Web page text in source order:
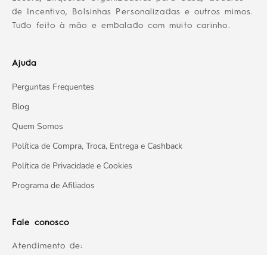
de Incentivo, Bolsinhas Personalizadas e outros mimos.
Tudo feito à mão e embalado com muito carinho.
Ajuda
Perguntas Frequentes
Blog
Quem Somos
Política de Compra, Troca, Entrega e Cashback
Política de Privacidade e Cookies
Programa de Afiliados
Fale conosco
Atendimento de: